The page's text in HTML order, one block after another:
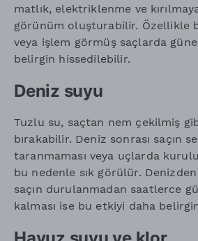
matlık, elektriklenme ve
görünüm oluşturabilir. Özellikle
veya işlem görmüş saçlarda
belirgin hissedilebilir.
Deniz suyu
Tuzlu su, saçtan nem çekilmiş
bırakabilir. Deniz sonrası saçın
taranmaması veya uçlarda
bu nedenle sık görülür.
saçın durulanmadan saatlerce
kalması ise bu etkiyi daha